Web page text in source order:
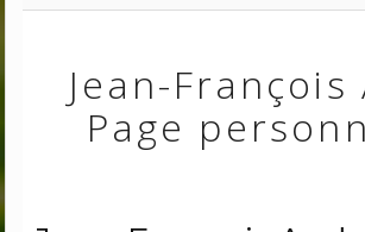
Jean-François
Page